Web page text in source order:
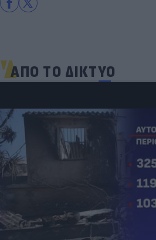
ΑΠΟ ΤΟ ΔΙΚΤΥΟ